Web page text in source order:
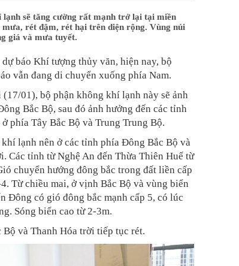
lạnh sẽ tăng cường rất mạnh trở lại tại miền
rét đậm, rét hại trên diện rộng. Vùng núi
giá và mưa tuyết.
báo Khí tượng thủy văn, hiện nay, bộ
vẫn đang di chuyển xuống phía Nam.
01), bộ phận không khí lạnh này sẽ ảnh
Bắc Bộ, sau đó ảnh hưởng đến các tỉnh
phía Tây Bắc Bộ và Trung Trung Bộ.
lạnh nên ở các tỉnh phía Đông Bắc Bộ và
Các tỉnh từ Nghệ An đến Thừa Thiên Huế từ
chuyển hướng đông bắc trong đất liền cấp
Từ chiều mai, ở vịnh Bắc Bộ và vùng biển
Đông có gió đông bắc mạnh cấp 5, có lúc
Sóng biển cao từ 2-3m.
và Thanh Hóa trời tiếp tục rét.